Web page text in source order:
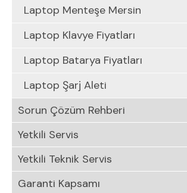
Laptop Menteşe Mersin
Laptop Klavye Fiyatları
Laptop Batarya Fiyatları
Laptop Şarj Aleti
Sorun Çözüm Rehberi
Yetkili Servis
Yetkili Teknik Servis
Garanti Kapsamı